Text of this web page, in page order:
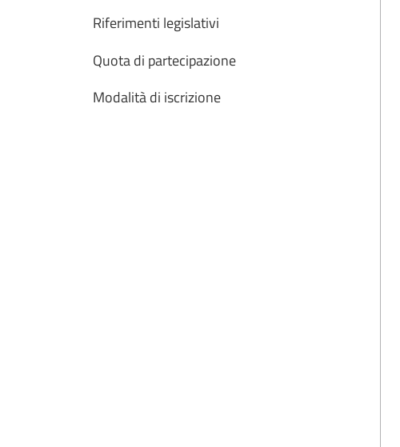
Riferimenti legislativi
Quota di partecipazione
Modalità di iscrizione